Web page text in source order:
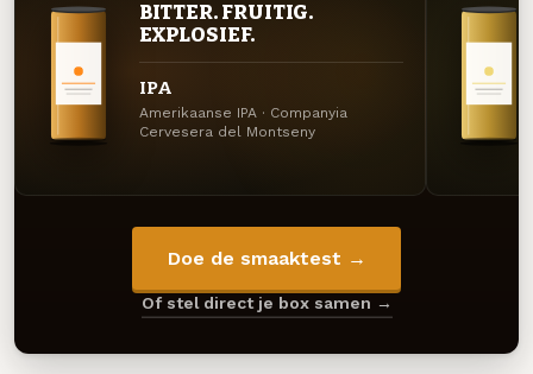
BITTER. FRUITIG.
EXPLOSIEF.
IPA
Amerikaanse IPA · Companyia
Cervesera del Montseny
Doe de smaaktest →
Of stel direct je box samen →